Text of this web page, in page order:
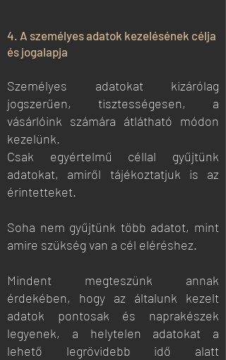
4. A személyes adatok kezelésének célja
és jogalapja
Személyes adatokat kizárólag
jogszerűen, tisztességesen, a
vásárlóink számára átlátható módon
kezelünk.
Csak egyértelmű céllal gyűjtünk
adatokat, amiről tájékoztatjuk is az
érintetteket.
Soha nem gyűjtünk több adatot, mint
amire szükség van a cél eléréshez.
Mindent megteszünk annak
érdekében, hogy az általunk kezelt
adatok pontosak és naprakészek
legyenek, a helytelen adatokat a
lehető legrövidebb idő alatt